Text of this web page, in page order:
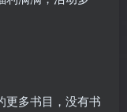
更多书目，没有书